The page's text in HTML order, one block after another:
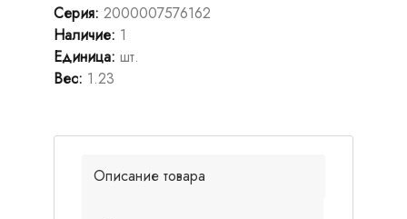
Серия: 2000007576162
Наличие: 1
Единица: шт.
Вес: 1.23
Описание товара